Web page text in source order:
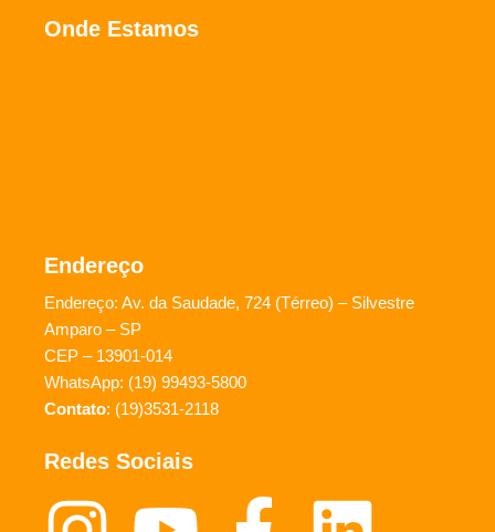
Onde Estamos
Endereço
Endereço: Av. da Saudade, 724 (Térreo) – Silvestre
Amparo – SP
CEP – 13901-014
WhatsApp: (19) 99493-5800
Contato: (19)3531-2118
Redes Sociais